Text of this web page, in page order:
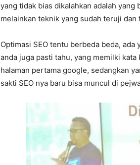
yang tidak bias dikalahkan adalah
melainkan teknik yang sudah teruji
Optimasi SEO tentu berbeda beda,
anda juga pasti tahu, yang memilki
halaman pertama google, sedangkan
sakti SEO nya baru bisa muncul di